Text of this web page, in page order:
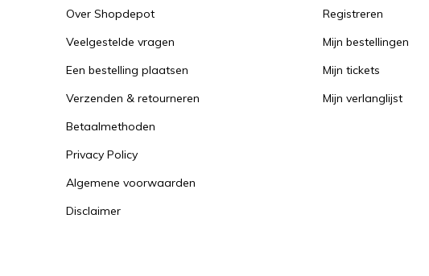
Over Shopdepot
Veelgestelde vragen
Een bestelling plaatsen
Verzenden & retourneren
Betaalmethoden
Privacy Policy
Algemene voorwaarden
Disclaimer
Registreren
Mijn bestellingen
Mijn tickets
Mijn verlanglijst